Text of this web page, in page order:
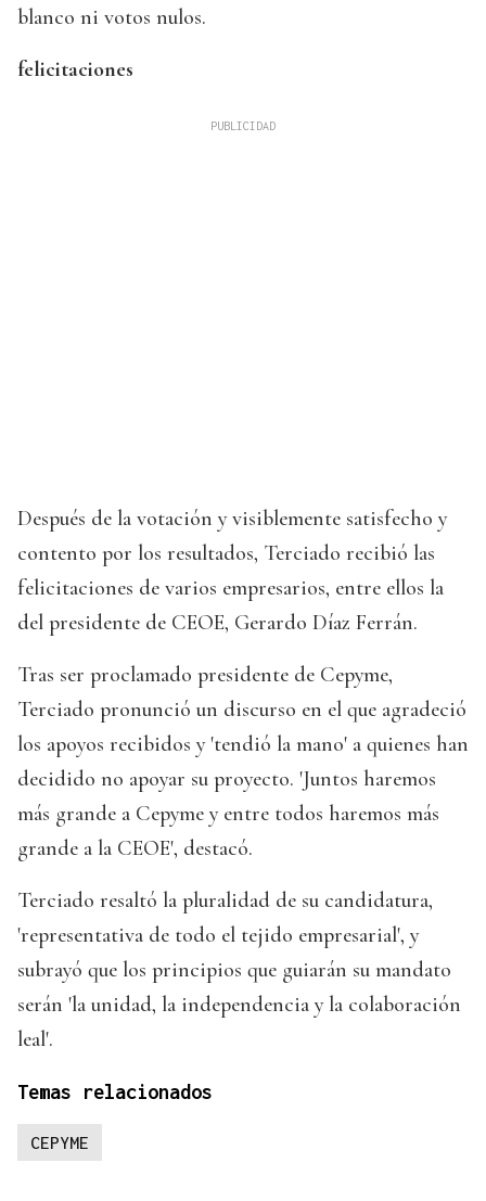
blanco ni votos nulos.
felicitaciones
Después de la votación y visiblemente satisfecho y
contento por los resultados, Terciado recibió las
felicitaciones de varios empresarios, entre ellos la
del presidente de CEOE, Gerardo Díaz Ferrán.
Tras ser proclamado presidente de Cepyme,
Terciado pronunció un discurso en el que agradeció
los apoyos recibidos y 'tendió la mano' a quienes han
decidido no apoyar su proyecto. 'Juntos haremos
más grande a Cepyme y entre todos haremos más
grande a la CEOE', destacó.
Terciado resaltó la pluralidad de su candidatura,
'representativa de todo el tejido empresarial', y
subrayó que los principios que guiarán su mandato
serán 'la unidad, la independencia y la colaboración
leal'.
Temas relacionados
CEPYME